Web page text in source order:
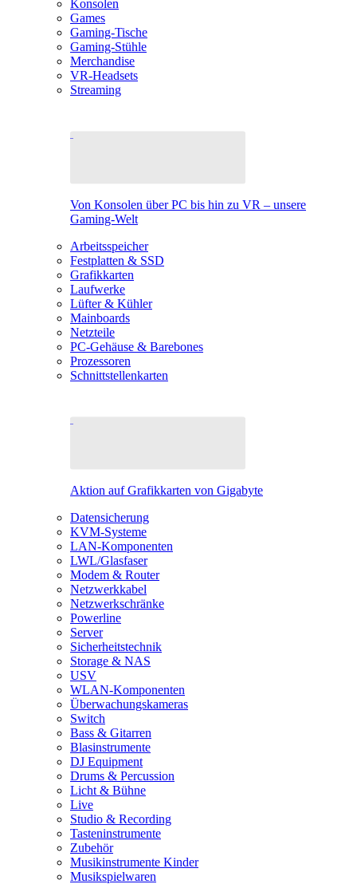
Konsolen
Games
Gaming-Tische
Gaming-Stühle
Merchandise
VR-Headsets
Streaming
Von Konsolen über PC bis hin zu VR – unsere
Gaming-Welt
Arbeitsspeicher
Festplatten & SSD
Grafikkarten
Laufwerke
Lüfter & Kühler
Mainboards
Netzteile
PC-Gehäuse & Barebones
Prozessoren
Schnittstellenkarten
Aktion auf Grafikkarten von Gigabyte
Datensicherung
KVM-Systeme
LAN-Komponenten
LWL/Glasfaser
Modem & Router
Netzwerkkabel
Netzwerkschränke
Powerline
Server
Sicherheitstechnik
Storage & NAS
USV
WLAN-Komponenten
Überwachungskameras
Switch
Bass & Gitarren
Blasinstrumente
DJ Equipment
Drums & Percussion
Licht & Bühne
Live
Studio & Recording
Tasteninstrumente
Zubehör
Musikinstrumente Kinder
Musikspielwaren